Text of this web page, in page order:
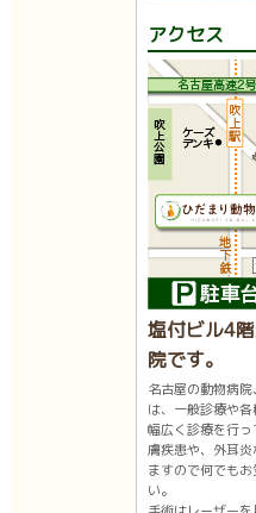
アクセス
塩付ビル4
院です。
名古屋の動物病
は、一般診療や
幅広く診療を行
膚疾患や、外耳
ますので何でも
い。